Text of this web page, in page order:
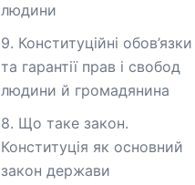
людини
9. Конституційні обов’язки
та гарантії прав і свобод
людини й громадянина
8. Що таке закон.
Конституція як основний
закон держави